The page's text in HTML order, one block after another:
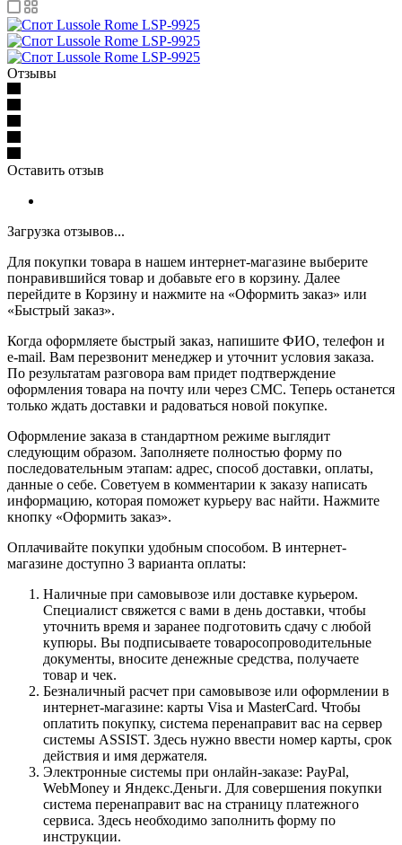
Отзывы
Оставить отзыв
Загрузка отзывов...
Для покупки товара в нашем интернет-магазине выберите
понравившийся товар и добавьте его в корзину. Далее
перейдите в Корзину и нажмите на «Оформить заказ» или
«Быстрый заказ».
Когда оформляете быстрый заказ, напишите ФИО, телефон и
e-mail. Вам перезвонит менеджер и уточнит условия заказа.
По результатам разговора вам придет подтверждение
оформления товара на почту или через СМС. Теперь останется
только ждать доставки и радоваться новой покупке.
Оформление заказа в стандартном режиме выглядит
следующим образом. Заполняете полностью форму по
последовательным этапам: адрес, способ доставки, оплаты,
данные о себе. Советуем в комментарии к заказу написать
информацию, которая поможет курьеру вас найти. Нажмите
кнопку «Оформить заказ».
Оплачивайте покупки удобным способом. В интернет-
магазине доступно 3 варианта оплаты:
Наличные при самовывозе или доставке курьером.
Специалист свяжется с вами в день доставки, чтобы
уточнить время и заранее подготовить сдачу с любой
купюры. Вы подписываете товаросопроводительные
документы, вносите денежные средства, получаете
товар и чек.
Безналичный расчет при самовывозе или оформлении в
интернет-магазине: карты Visa и MasterCard. Чтобы
оплатить покупку, система перенаправит вас на сервер
системы ASSIST. Здесь нужно ввести номер карты, срок
действия и имя держателя.
Электронные системы при онлайн-заказе: PayPal,
WebMoney и Яндекс.Деньги. Для совершения покупки
система перенаправит вас на страницу платежного
сервиса. Здесь необходимо заполнить форму по
инструкции.